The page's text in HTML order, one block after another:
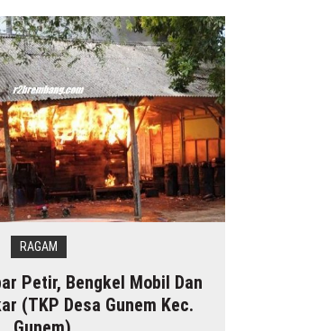
RAGAM
Petir, Bengkel Mobil Dan
(TKP Desa Gunem Kec.